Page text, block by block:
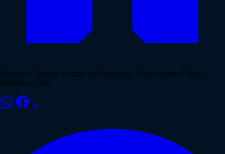
Manfredi: "Deciso il futuro del Maradona. Festa scudetto? Maxi-
schermi in città"